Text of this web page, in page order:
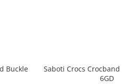
Buckle
Saboti Crocs
6GD